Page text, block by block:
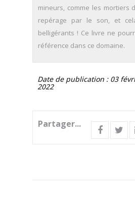
mineurs, comme les mortiers
repérage par le son, et
belligérants ! Ce livre ne
référence dans ce domaine.
Date de publication : 03
2022
Partager...